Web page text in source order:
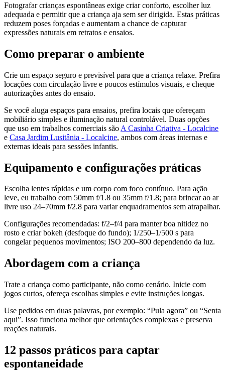
Fotografar crianças espontâneas exige criar conforto, escolher luz
adequada e permitir que a criança aja sem ser dirigida. Estas práticas
reduzem poses forçadas e aumentam a chance de capturar
expressões naturais em retratos e ensaios.
Como preparar o ambiente
Crie um espaço seguro e previsível para que a criança relaxe. Prefira
locações com circulação livre e poucos estímulos visuais, e cheque
autorizações antes do ensaio.
Se você aluga espaços para ensaios, prefira locais que ofereçam
mobiliário simples e iluminação natural controlável. Duas opções
que uso em trabalhos comerciais são A Casinha Criativa - Localcine
e Casa Jardim Lusitânia - Localcine, ambos com áreas internas e
externas ideais para sessões infantis.
Equipamento e configurações práticas
Escolha lentes rápidas e um corpo com foco contínuo. Para ação
leve, eu trabalho com 50mm f/1.8 ou 35mm f/1.8; para brincar ao ar
livre uso 24–70mm f/2.8 para variar enquadramentos sem atrapalhar.
Configurações recomendadas: f/2–f/4 para manter boa nitidez no
rosto e criar bokeh (desfoque do fundo); 1/250–1/500 s para
congelar pequenos movimentos; ISO 200–800 dependendo da luz.
Abordagem com a criança
Trate a criança como participante, não como cenário. Inicie com
jogos curtos, ofereça escolhas simples e evite instruções longas.
Use pedidos em duas palavras, por exemplo: “Pula agora” ou “Senta
aqui”. Isso funciona melhor que orientações complexas e preserva
reações naturais.
12 passos práticos para captar
espontaneidade